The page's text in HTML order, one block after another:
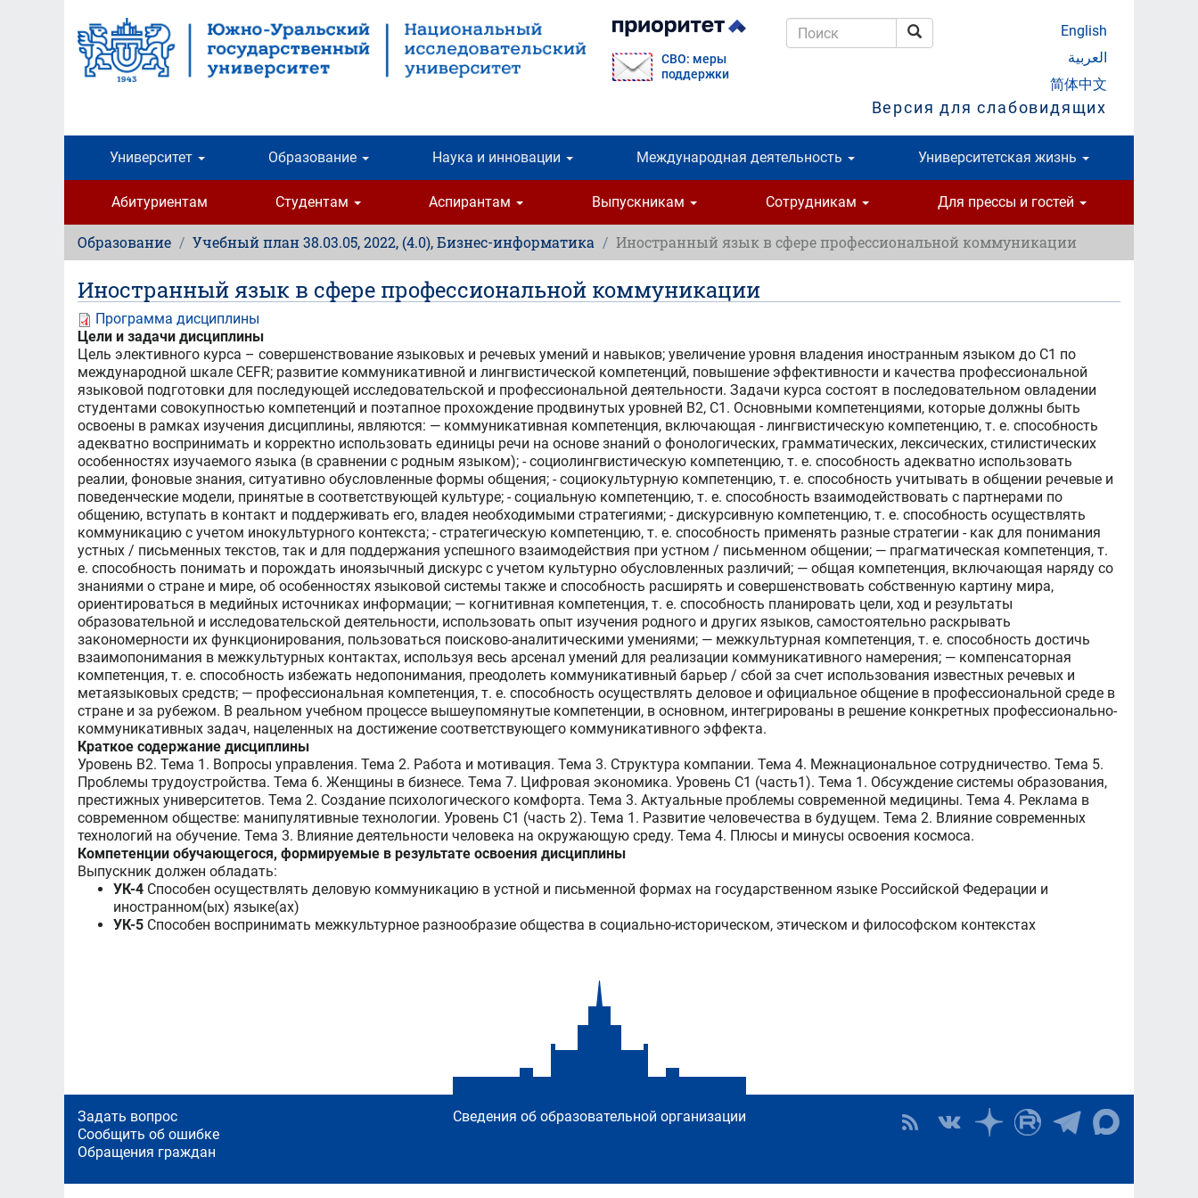
содержанию
СВО: меры
поддержки
Поиск
English
العربية
简体中文
Версия для слабовидящих
Университет Образование Наука и инновации Международная деятельность Университетская жизнь
Абитуриентам Студентам Аспирантам Выпускникам Сотрудникам Для прессы и гостей
Образование Учебный план 38.03.05, 2022, (4.0), Бизнес-информатика Иностранный язык в сфере профессиональной коммуникации
Иностранный язык в сфере профессиональной коммуникации
Программа дисциплины
Цели и задачи дисциплины
Цель элективного курса – совершенствование языковых и речевых умений и навыков; увеличение уровня владения иностранным языком до С1 по
международной шкале CEFR; развитие коммуникативной и лингвистической компетенций, повышение эффективности и качества профессиональной
языковой подготовки для последующей исследовательской и профессиональной деятельности. Задачи курса состоят в последовательном овладении
студентами совокупностью компетенций и поэтапное прохождение продвинутых уровней B2, C1. Основными компетенциями, которые должны быть
освоены в рамках изучения дисциплины, являются: — коммуникативная компетенция, включающая - лингвистическую компетенцию, т. е. способность
адекватно воспринимать и корректно использовать единицы речи на основе знаний о фонологических, грамматических, лексических, стилистических
особенностях изучаемого языка (в сравнении с родным языком); - социолингвистическую компетенцию, т. е. способность адекватно использовать
реалии, фоновые знания, ситуативно обусловленные формы общения; - социокультурную компетенцию, т. е. способность учитывать в общении речевые и
поведенческие модели, принятые в соответствующей культуре; - социальную компетенцию, т. е. способность взаимодействовать с партнерами по
общению, вступать в контакт и поддерживать его, владея необходимыми стратегиями; - дискурсивную компетенцию, т. е. способность осуществлять
коммуникацию с учетом инокультурного контекста; - стратегическую компетенцию, т. е. способность применять разные стратегии - как для понимания
устных / письменных текстов, так и для поддержания успешного взаимодействия при устном / письменном общении; — прагматическая компетенция, т.
е. способность понимать и порождать иноязычный дискурс с учетом культурно обусловленных различий; — общая компетенция, включающая наряду со
знаниями о стране и мире, об особенностях языковой системы также и способность расширять и совершенствовать собственную картину мира,
ориентироваться в медийных источниках информации; — когнитивная компетенция, т. е. способность планировать цели, ход и результаты
образовательной и исследовательской деятельности, использовать опыт изучения родного и других языков, самостоятельно раскрывать
закономерности их функционирования, пользоваться поисково-аналитическими умениями; — межкультурная компетенция, т. е. способность достичь
взаимопонимания в межкультурных контактах, используя весь арсенал умений для реализации коммуникативного намерения; — компенсаторная
компетенция, т. е. способность избежать недопонимания, преодолеть коммуникативный барьер / сбой за счет использования известных речевых и
метаязыковых средств; — профессиональная компетенция, т. е. способность осуществлять деловое и официальное общение в профессиональной среде в
стране и за рубежом. В реальном учебном процессе вышеупомянутые компетенции, в основном, интегрированы в решение конкретных профессионально-
коммуникативных задач, нацеленных на достижение соответствующего коммуникативного эффекта.
Краткое содержание дисциплины
Уровень B2. Тема 1. Вопросы управления. Тема 2. Работа и мотивация. Тема 3. Структура компании. Тема 4. Межнациональное сотрудничество. Тема 5.
Проблемы трудоустройства. Тема 6. Женщины в бизнесе. Тема 7. Цифровая экономика. Уровень C1 (часть1). Тема 1. Обсуждение системы образования,
престижных университетов. Тема 2. Создание психологического комфорта. Тема 3. Актуальные проблемы современной медицины. Тема 4. Реклама в
современном обществе: манипулятивные технологии. Уровень C1 (часть 2). Тема 1. Развитие человечества в будущем. Тема 2. Влияние современных
технологий на обучение. Тема 3. Влияние деятельности человека на окружающую среду. Тема 4. Плюсы и минусы освоения космоса.
Компетенции обучающегося, формируемые в результате освоения дисциплины
Выпускник должен обладать:
УК-4 Способен осуществлять деловую коммуникацию в устной и письменной формах на государственном языке Российской Федерации и
иностранном(ых) языке(ах)
УК-5 Способен воспринимать межкультурное разнообразие общества в социально-историческом, этическом и философском контекстах
Сведения об образовательной организации
Задать вопрос
Сообщить об ошибке
Обращения граждан